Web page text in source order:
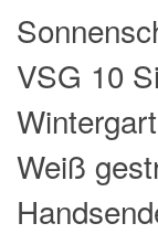
VSG 10
Weiß